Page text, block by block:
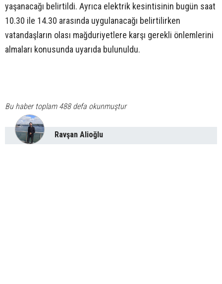
yaşanacağı belirtildi. Ayrıca elektrik kesintisinin bugün saat
10.30 ile 14.30 arasında uygulanacağı belirtilirken
vatandaşların olası mağduriyetlere karşı gerekli önlemlerini
almaları konusunda uyarıda bulunuldu.
Bu haber toplam 488 defa okunmuştur
Ravşan Alioğlu